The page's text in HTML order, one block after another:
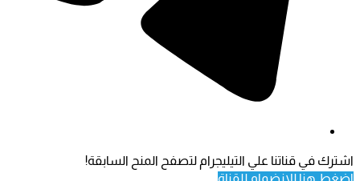
اشترك في قناتنا علي التيليجرام لتصفح المنح السابقة!
اضغط هنا للانضمام للقناة